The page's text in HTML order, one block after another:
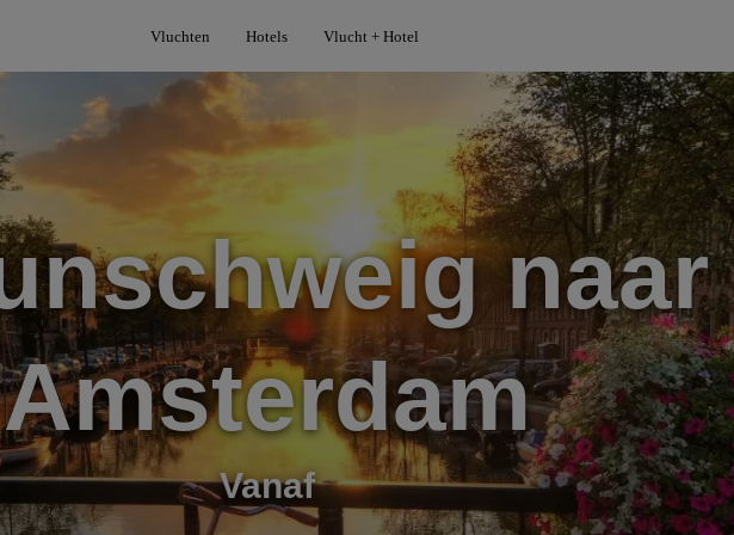
Vluchten Hotels Vlucht + Hotel
naar
Amsterdam
Vanaf